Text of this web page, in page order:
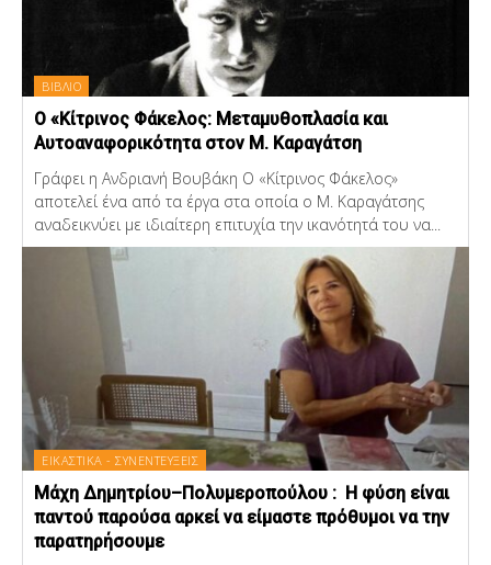
ΒΙΒΛΙΟ
Ο «Κίτρινος Φάκελος: Μεταμυθοπλασία και
Αυτοαναφορικότητα στον Μ. Καραγάτση
Γράφει η Ανδριανή Βουβάκη Ο «Κίτρινος Φάκελος»
αποτελεί ένα από τα έργα στα οποία ο Μ. Καραγάτσης
αναδεικνύει με ιδιαίτερη επιτυχία την ικανότητά του να...
ΕΙΚΑΣΤΙΚΑ - ΣΥΝΕΝΤΕΥΞΕΙΣ
Μάχη Δημητρίου–Πολυμεροπούλου : Η φύση είναι
παντού παρούσα αρκεί να είμαστε πρόθυμοι να την
παρατηρήσουμε